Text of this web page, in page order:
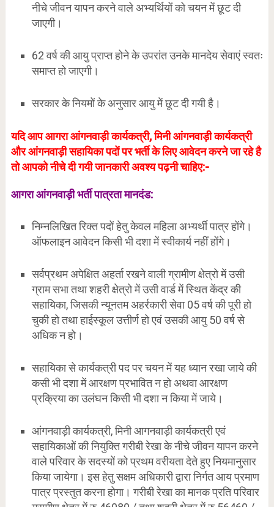
नीचे जीवन यापन करने वाले अभ्यर्थियों को चयन में छूट दी
जाएगी।
62 वर्ष की आयु प्राप्त होने के उपरांत उनके मानदेय सेवाएं स्वतः
समाप्त हो जाएगी।
सरकार के नियमों के अनुसार आयु में छूट दी गयी है।
यदि आप आगरा आंगनवाड़ी कार्यकत्री, मिनी आंगनवाड़ी कार्यकत्री
और आंगनवाड़ी सहायिका पदों पर भर्ती के लिए आवेदन करने जा रहे है
तो आपको नीचे दी गयी जानकारी अवश्य पढ़नी चाहिए:-
आगरा आंगनवाड़ी भर्ती पात्रता मानदंड:
निम्नलिखित रिक्त पदों हेतु केवल महिला अभ्यर्थी पात्र होंगे।
ऑफलाइन आवेदन किसी भी दशा में स्वीकार्य नहीं होंगे।
सर्वप्रथम अपेक्षित अहर्ता रखने वाली ग्रामीण क्षेत्रो में उसी
ग्राम सभा तथा शहरी क्षेत्रो में उसी वार्ड में स्थित केंद्र की
सहायिका, जिसकी न्यूनतम अहर्रकारी सेवा 05 वर्ष की पूरी हो
चुकी हो तथा हाईस्कूल उत्तीर्ण हो एवं उसकी आयु 50 वर्ष से
अधिक न हो।
सहायिका से कार्यकत्री पद पर चयन में यह ध्यान रखा जाये की
कसी भी दशा में आरक्षण प्रभावित न हो अथवा आरक्षण
प्रक्रिया का उलंघन किसी भी दशा न किया में जाये।
आंगनवाड़ी कार्यकत्री, मिनी आगनवाड़ी कार्यकत्री एवं
सहायिकाओं की नियुक्ति गरीबी रेखा के नीचे जीवन यापन करने
वाले परिवार के सदस्यों को प्रथम वरीयता देते हुए नियमानुसार
किया जायेगा। इस हेतु सक्षम अधिकारी द्वारा निर्गत आय प्रमाण
पात्र प्रस्तुत करना होगा। गरीबी रेखा का मानक प्रति परिवार